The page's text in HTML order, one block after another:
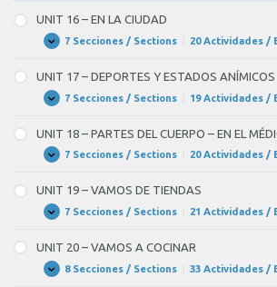
UNIT 16 – EN LA CIUDAD
Expandir
UNIT
–
EN
LA
CIUDAD
7 Secciones / Sections 20 Actividades /
UNIT 17 – DEPORTES Y ESTADOS ANÍMICOS
Expandir
UNIT
–
DEPORTES
Y
ESTADOS
7 Secciones / Sections 19 Actividades /
UNIT 18 – PARTES DEL CUERPO – EN EL
Expandir
UNIT
–
PARTES
DEL
CUERPO
EN
EL
MÉDICO
7 Secciones / Sections 20 Actividades /
UNIT 19 – VAMOS DE TIENDAS
Expandir
UNIT
–
VAMOS
DE
TIENDAS
7 Secciones / Sections 21 Actividades /
UNIT 20 – VAMOS A COCINAR
Expandir
UNIT8 Secciones / Sections 33 Actividades /